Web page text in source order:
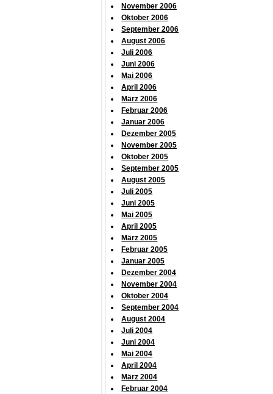
November 2006
Oktober 2006
September 2006
August 2006
Juli 2006
Juni 2006
Mai 2006
April 2006
März 2006
Februar 2006
Januar 2006
Dezember 2005
November 2005
Oktober 2005
September 2005
August 2005
Juli 2005
Juni 2005
Mai 2005
April 2005
März 2005
Februar 2005
Januar 2005
Dezember 2004
November 2004
Oktober 2004
September 2004
August 2004
Juli 2004
Juni 2004
Mai 2004
April 2004
März 2004
Februar 2004